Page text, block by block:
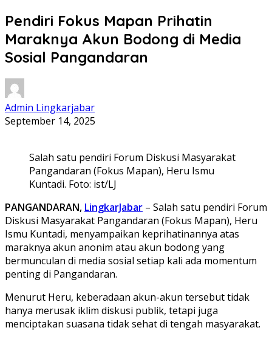
Pendiri Fokus Mapan Prihatin
Maraknya Akun Bodong di Media
Sosial Pangandaran
Admin Lingkarjabar
September 14, 2025
Salah satu pendiri Forum Diskusi Masyarakat
Pangandaran (Fokus Mapan), Heru Ismu
Kuntadi. Foto: ist/LJ
PANGANDARAN, LingkarJabar – Salah satu pendiri Forum
Diskusi Masyarakat Pangandaran (Fokus Mapan), Heru
Ismu Kuntadi, menyampaikan keprihatinannya atas
maraknya akun anonim atau akun bodong yang
bermunculan di media sosial setiap kali ada momentum
penting di Pangandaran.
Menurut Heru, keberadaan akun-akun tersebut tidak
hanya merusak iklim diskusi publik, tetapi juga
menciptakan suasana tidak sehat di tengah masyarakat.